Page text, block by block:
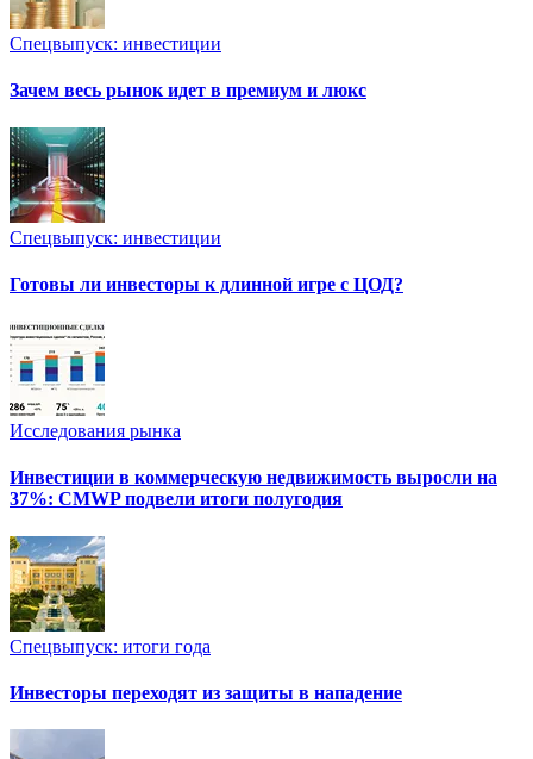
Спецвыпуск: инвестиции
Зачем весь рынок идет в премиум и люкс
Спецвыпуск: инвестиции
Готовы ли инвесторы к длинной игре с ЦОД?
Исследования рынка
Инвестиции в коммерческую недвижимость выросли на
37%: CMWP подвели итоги полугодия
Спецвыпуск: итоги года
Инвесторы переходят из защиты в нападение